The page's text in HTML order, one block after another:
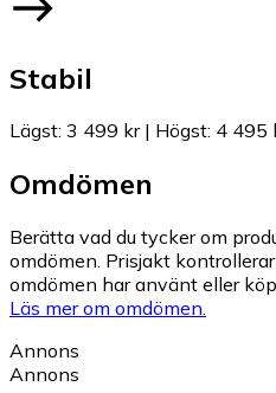
Stabil
Lägst: 3 499 kr| Högst: 4 495
Omdömen
Berätta vad du tycker om
omdömen. Prisjakt
omdömen har använt eller
Läs mer om omdömen.
Annons
Annons